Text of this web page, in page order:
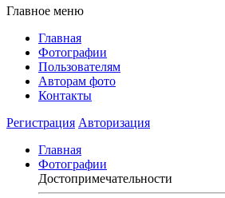
Главное меню
Главная
Фотографии
Пользователям
Авторам фото
Контакты
Регистрация Авторизация
Главная
Фотографии
Достопримечательности